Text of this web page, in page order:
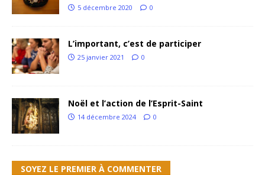
5 décembre 2020 0
L’important, c’est de participer
25 janvier 2021 0
Noël et l’action de l’Esprit-Saint
14 décembre 2024 0
SOYEZ LE PREMIER À COMMENTER